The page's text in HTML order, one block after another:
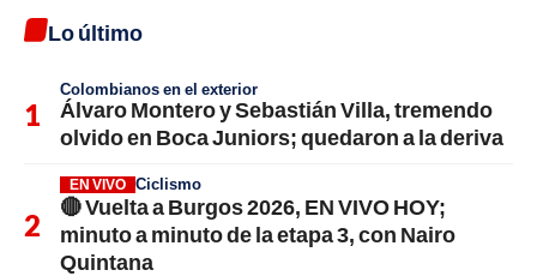
Lo último
Colombianos en el exterior
Álvaro Montero y Sebastián Villa, tremendo
olvido en Boca Juniors; quedaron a la deriva
EN VIVO Ciclismo
🔴 Vuelta a Burgos 2026, EN VIVO HOY;
minuto a minuto de la etapa 3, con Nairo
Quintana